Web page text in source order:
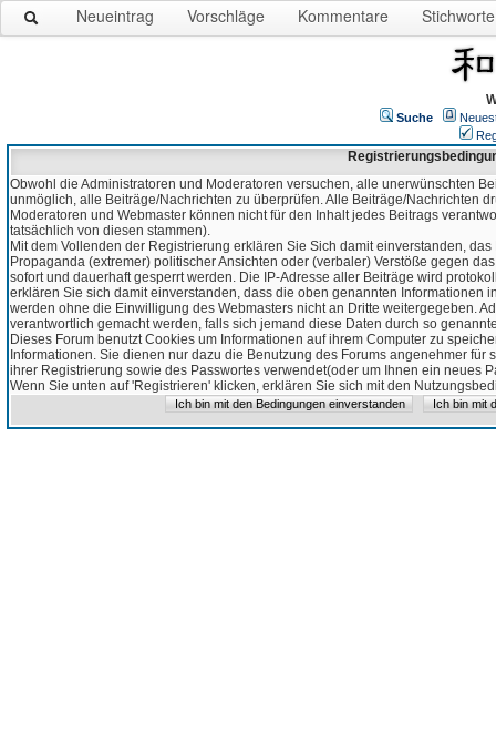
Neueintrag Vorschläge Kommentare Stichworte
Suche
Obwohl die Administratoren und Moderatoren versuchen, alle unerwünschten
unmöglich, alle Beiträge/Nachrichten zu überprüfen. Alle Beiträge/Nachrichten
Moderatoren und Webmaster können nicht für den Inhalt jedes Beitrags
tatsächlich von diesen stammen).
Mit dem Vollenden der Registrierung erklären Sie Sich damit einverstanden,
Propaganda (extremer) politischer Ansichten oder (verbaler) Verstöße gegen
sofort und dauerhaft gesperrt werden. Die IP-Adresse aller Beiträge wird
erklären Sie sich damit einverstanden, dass die oben genannten Informationen
werden ohne die Einwilligung des Webmasters nicht an Dritte weitergegeben.
verantwortlich gemacht werden, falls sich jemand diese Daten durch so
Dieses Forum benutzt Cookies um Informationen auf ihrem Computer zu
Informationen. Sie dienen nur dazu die Benutzung des Forums angenehmer
ihrer Registrierung sowie des Passwortes verwendet(oder um Ihnen ein neues
Wenn Sie unten auf 'Registrieren' klicken, erklären Sie sich mit den